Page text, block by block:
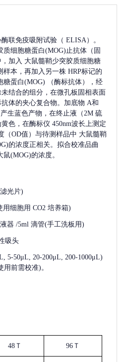
联免疫吸附试验（ ELISA）。
质细胞糖蛋白(MOG) 止抗体（固
加入 大鼠髓鞘少突胶质细胞糖
样本，再加入另一株 HRP标记的
糖蛋白(MOG)
（酶标抗体），经
结合的组分，在微孔板固相表面
体的夹心复合物。加底物 A和
生蓝色产物，在终止液（2M 硫
色，在酶标仪 450nm波长上测定
（OD值）与待测样品中 大鼠髓鞘
的浓度正相关。拟合校准品曲
鼠(MOG)的浓度。
光片)
用细胞用 CO2 培养箱)
器 /5ml 滴管(手工洗板用)
吸头
5-50μL, 20-200μL, 200-1000μL)
前需校准)。
48Ｔ 96Ｔ